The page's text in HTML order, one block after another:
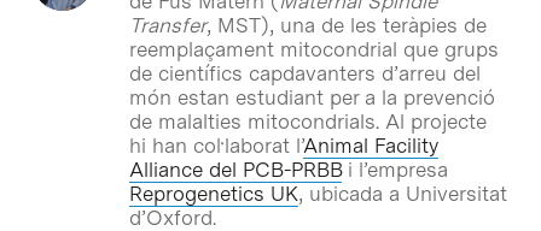
Transfer, MST), una de les teràpies de
reemplaçament mitocondrial que grups
de científics capdavanters d’arreu del
món estan estudiant per a la prevenció
de malalties mitocondrials. Al projecte
hi han col·laborat l’Animal Facility
Alliance del PCB-PRBBi l’empresa
Reprogenetics UK, ubicada a Universitat
d’Oxford.